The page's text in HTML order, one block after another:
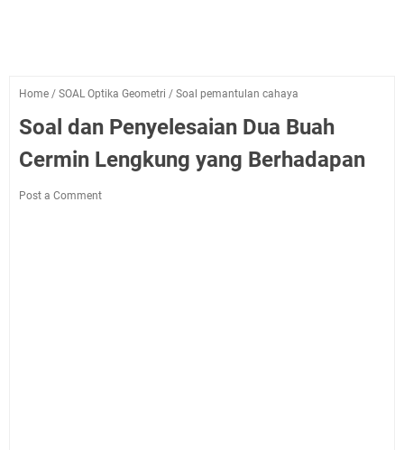
Home / SOAL Optika Geometri / Soal pemantulan cahaya
Soal dan Penyelesaian Dua Buah
Cermin Lengkung yang Berhadapan
Post a Comment